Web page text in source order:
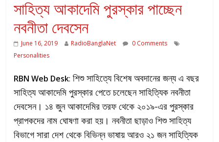
সাহিত্য আকাদেমি পুরস্কার পাচ্ছেন
নবনীতা দেবসেন
June 16, 2019 RadioBanglaNet
0 Comments
Personalities
RBN Web Desk: শিশু সাহিত্যে বিশেষ অবদানের জন্য এ বছর
সাহিত্য আকাদেমি পুরস্কার পেতে চলেছেন সাহিত্যিক নবনীতা
দেবসেন। ১৪ জুন আকাদেমির তরফ থেকে ২০১৯-এর পুরস্কার
প্রাপকদের নাম ঘোষণা করা হয়। নবনীতা ছাড়াও শিশু সাহিত্য
বিভাগে সারা দেশ থেকে বিভিন্ন ভাষায় আরও ২১ জন সাহিত্যিক